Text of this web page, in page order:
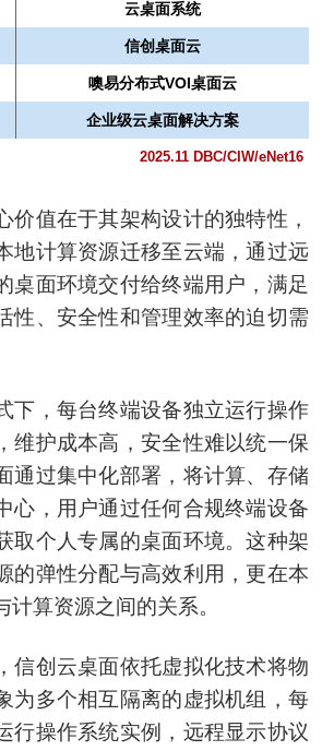
云桌面系统
信创桌面云
噢易分布式VOI桌面云
企业级云桌面解决方案
2025.11 DBC/CIW/eNet16
价值在于其架构设计的独特性，
地计算资源迁移至云端，通过远
桌面环境交付给终端用户，满足
性、安全性和管理效率的迫切需
下，每台终端设备独立运行操作
维护成本高，安全性难以统一保
通过集中化部署，将计算、存储
心，用户通过任何合规终端设备
取个人专属的桌面环境。这种架
的弹性分配与高效利用，更在本
计算资源之间的关系。
信创云桌面依托虚拟化技术将物
为多个相互隔离的虚拟机组，每
行操作系统实例，远程显示协议